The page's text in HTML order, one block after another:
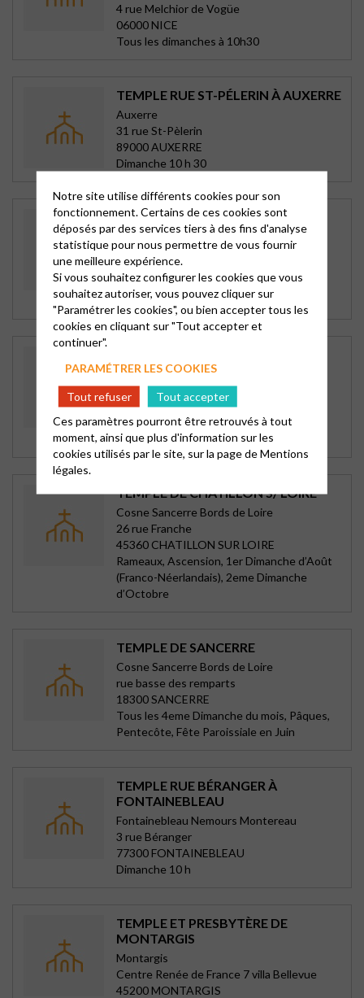
4 rue Melchior de Vogüe
06000 NICE
Tous les dimanches à 10h30
TEMPLE RUE ST-PÉLERIN À AUXERRE
Auxerre
31 rue St-Pèlerin
89000 AUXERRE
Dimanche 10 h 30
TEMPLE ET PRESBYTÈRE DE
CHÂTILLON-COLIGN
Chatillon Coligny
14 rue de la Lancière
45230 CHATILLON COLIGNY
Dimanche 10 h
Cosne Sancerre Bords de Loire
48 rue Victor Hugo
58200 COSNE COURS SUR LOIRE
Tous les autres Dimanche, Noel et
Assemblée Générale en Mars
TEMPLE DE CHATILLON S/ LOIRE
Cosne Sancerre Bords de Loire
26 rue Franche
45360 CHATILLON SUR LOIRE
Rameaux, Ascension, 1er Dimanche d’Août
(Franco-Néerlandais), 2eme Dimanche
d’Octobre
TEMPLE DE SANCERRE
Cosne Sancerre Bords de Loire
rue basse des remparts
18300 SANCERRE
Tous les 4eme Dimanche du mois, Pâques,
Pentecôte, Fête Paroissiale en Juin
TEMPLE RUE BÉRANGER À
FONTAINEBLEAU
Fontainebleau Nemours Montereau
3 rue Béranger
77300 FONTAINEBLEAU
Dimanche 10 h
TEMPLE ET PRESBYTÈRE DE
MONTARGIS
Montargis
Centre Renée de France 7 villa Bellevue
45200 MONTARGIS
Notre site utilise différents cookies pour son
fonctionnement. Certains de ces cookies sont
déposés par des services tiers à des fins d'analyse
statistique pour nous permettre de vous fournir
une meilleure expérience.
Si vous souhaitez configurer les cookies que vous
souhaitez autoriser, vous pouvez cliquer sur
"Paramétrer les cookies", ou bien accepter tous les
cookies en cliquant sur "Tout accepter et
continuer".
PARAMÉTRER LES COOKIES
Tout refuser
Tout accepter
Ces paramètres pourront être retrouvés à tout
moment, ainsi que plus d'information sur les
cookies utilisés par le site, sur la page deMentions
légales.